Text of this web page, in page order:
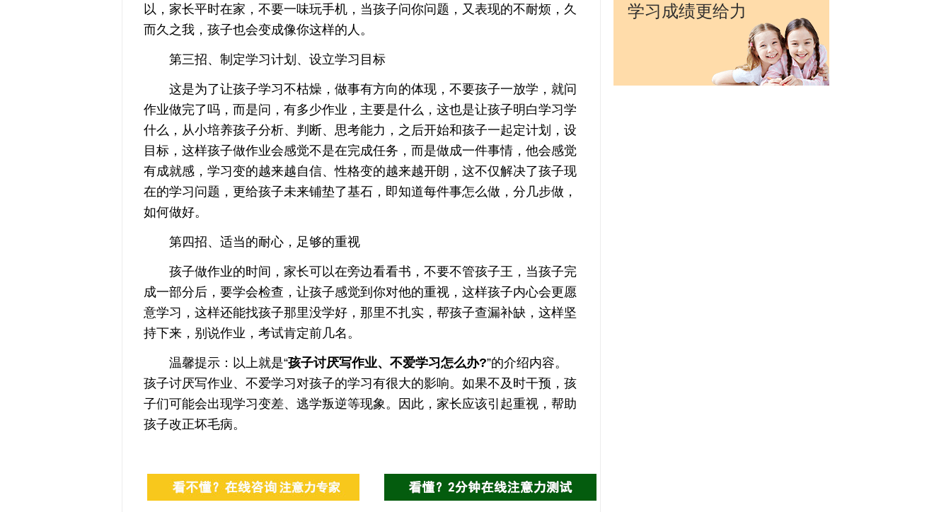
以，家长平时在家，不要一味玩手机，当孩子问你问题，又表现的不耐烦，久
而久之我，孩子也会变成像你这样的人。
第三招、制定学习计划、设立学习目标
这是为了让孩子学习不枯燥，做事有方向的体现，不要孩子一放学，就问
作业做完了吗，而是问，有多少作业，主要是什么，这也是让孩子明白学习学
什么，从小培养孩子分析、判断、思考能力，之后开始和孩子一起定计划，设
目标，这样孩子做作业会感觉不是在完成任务，而是做成一件事情，他会感觉
有成就感，学习变的越来越自信、性格变的越来越开朗，这不仅解决了孩子现
在的学习问题，更给孩子未来铺垫了基石，即知道每件事怎么做，分几步做，
如何做好。
第四招、适当的耐心，足够的重视
孩子做作业的时间，家长可以在旁边看看书，不要不管孩子王，当孩子完
成一部分后，要学会检查，让孩子感觉到你对他的重视，这样孩子内心会更愿
意学习，这样还能找孩子那里没学好，那里不扎实，帮孩子查漏补缺，这样坚
持下来，别说作业，考试肯定前几名。
温馨提示：以上就是“孩子讨厌写作业、不爱学习怎么办?”的介绍内容。
孩子讨厌写作业、不爱学习对孩子的学习有很大的影响。如果不及时干预，孩
子们可能会出现学习变差、逃学叛逆等现象。因此，家长应该引起重视，帮助
孩子改正坏毛病。
学习成绩更给力